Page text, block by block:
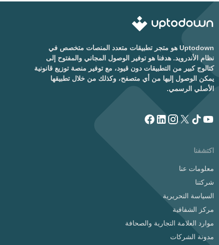
Uptodown هو متجر تطبيقات متعدد المنصات متخصص في
نظام الأندرويد. هدفنا هو توفير الوصول المجاني والمفتوح إلى
كتالوج كبير من التطبيقات دون قيود، مع توفير منصة توزيع قانونية
يمكن الوصول إليها من أي متصفح، وكذلك من خلال تطبيقها
الأصلي الرسمي.
اكتشفنا
معلومات عنا
شركتنا
السياسة التحريرية
مركز الشفافية
موارد العلامة التجارية والصحافة
مدونة الشركات